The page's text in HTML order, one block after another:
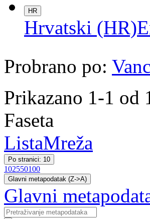
HR
Hrvatski (HR)
Probrano po:
Prikazano 1-1 od
Faseta
ListaMreža
Po stranici: 10
102550100
Glavni metapodatak (Z->A)
Glavni